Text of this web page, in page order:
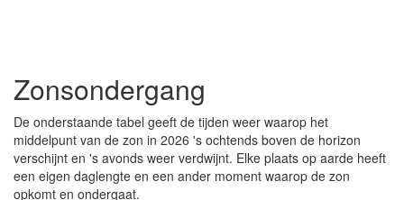
Zonsondergang
De onderstaande tabel geeft de tijden weer waarop het
middelpunt van de zon in 2026 's ochtends boven de horizon
verschijnt en 's avonds weer verdwijnt. Elke plaats op aarde heeft
een eigen daglengte en een ander moment waarop de zon
opkomt en ondergaat.